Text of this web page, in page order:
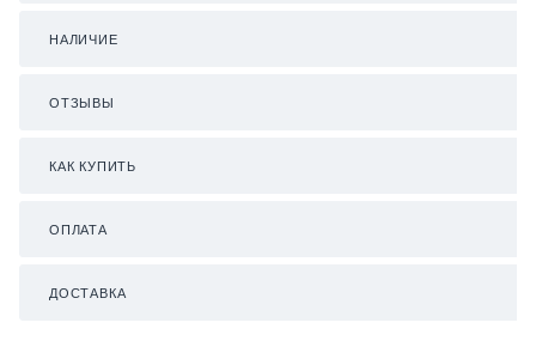
НАЛИЧИЕ
ОТЗЫВЫ
КАК КУПИТЬ
ОПЛАТА
ДОСТАВКА